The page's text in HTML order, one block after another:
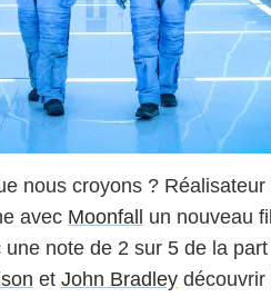
nous croyons ? Réalisateur
avec Moonfall un nouveau
note de 2 sur 5 de la
et John Bradley découvrir
Star Film